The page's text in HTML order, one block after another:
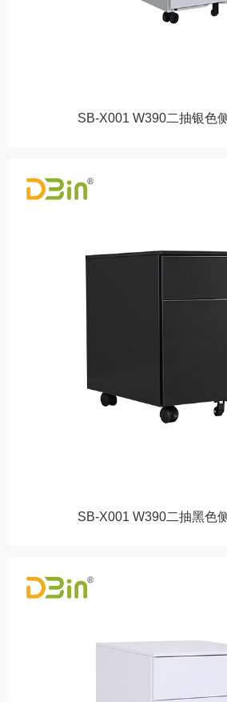
SB-X001 W390二抽银色
SB-X001 W390二抽黑色